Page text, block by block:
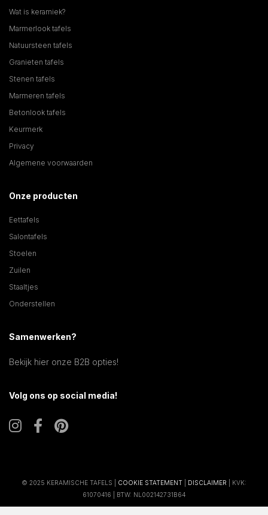
Wat is keramiek?
Marmerlook tafels
Natuursteen tafels
Granieten tafels
Stenen tafels
Marmeren tafels
Betonlook tafels
Keurmerk
Privacy
Algemene voorwaarden
Onze producten
Eettafels
Salontafels
Stoelen
Zuilen
Staaltjes
Onderstellen
Samenwerken?
Bekijk hier onze B2B opties!
Volg ons op social media!
© 2025 KERAMISCHE TAFELS | COOKIE STATEMENT DISCLAIMER | KVK:
61070416 | BTW: NL002142731B64